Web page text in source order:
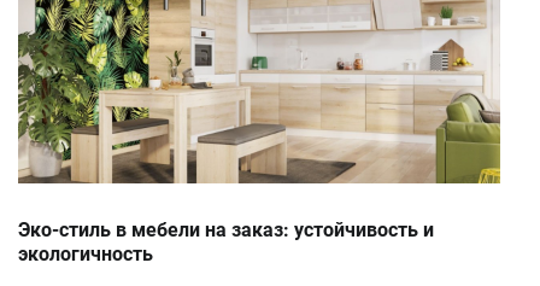
Эко-стиль в мебели на заказ: устойчивость и
экологичность